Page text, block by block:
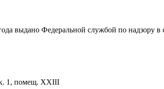
выдано Федеральной службой по надзору
к. 1, помещ. XXIII